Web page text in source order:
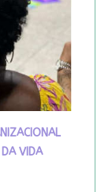
VIDA